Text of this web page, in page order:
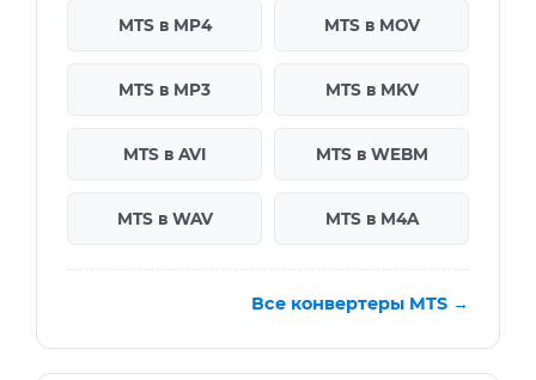
MTS в MP4 MTS в MOV
MTS в MP3 MTS в MKV
MTS в AVI MTS в WEBM
MTS в WAV MTS в M4A
Все конвертеры MTS →